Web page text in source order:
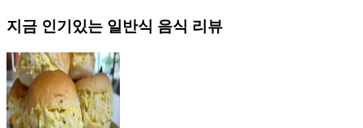
지금 인기있는 일반식 음식 리뷰